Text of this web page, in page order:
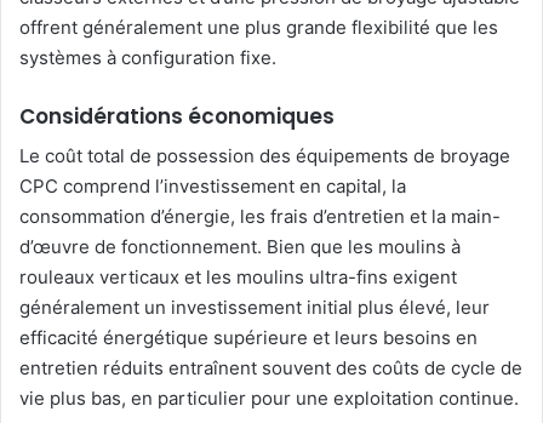
offrent généralement une plus grande flexibilité que les
systèmes à configuration fixe.
Considérations économiques
Le coût total de possession des équipements de broyage
CPC comprend l’investissement en capital, la
consommation d’énergie, les frais d’entretien et la main-
d’œuvre de fonctionnement. Bien que les moulins à
rouleaux verticaux et les moulins ultra-fins exigent
généralement un investissement initial plus élevé, leur
efficacité énergétique supérieure et leurs besoins en
entretien réduits entraînent souvent des coûts de cycle de
vie plus bas, en particulier pour une exploitation continue.